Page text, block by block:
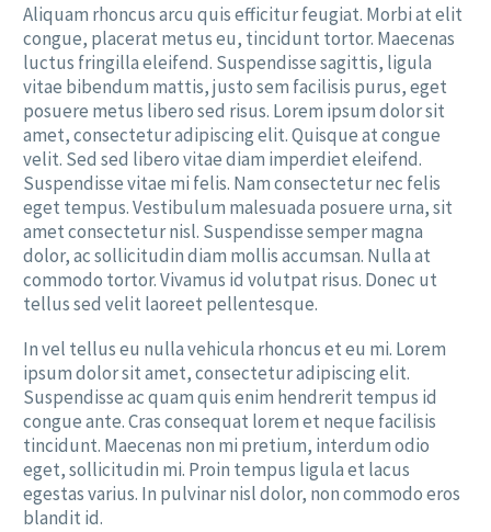
Aliquam rhoncus arcu quis efficitur feugiat. Morbi at elit
congue, placerat metus eu, tincidunt tortor. Maecenas
luctus fringilla eleifend. Suspendisse sagittis, ligula
vitae bibendum mattis, justo sem facilisis purus, eget
posuere metus libero sed risus. Lorem ipsum dolor sit
amet, consectetur adipiscing elit. Quisque at congue
velit. Sed sed libero vitae diam imperdiet eleifend.
Suspendisse vitae mi felis. Nam consectetur nec felis
eget tempus. Vestibulum malesuada posuere urna, sit
amet consectetur nisl. Suspendisse semper magna
dolor, ac sollicitudin diam mollis accumsan. Nulla at
commodo tortor. Vivamus id volutpat risus. Donec ut
tellus sed velit laoreet pellentesque.
In vel tellus eu nulla vehicula rhoncus et eu mi. Lorem
ipsum dolor sit amet, consectetur adipiscing elit.
Suspendisse ac quam quis enim hendrerit tempus id
congue ante. Cras consequat lorem et neque facilisis
tincidunt. Maecenas non mi pretium, interdum odio
eget, sollicitudin mi. Proin tempus ligula et lacus
egestas varius. In pulvinar nisl dolor, non commodo eros
blandit id.